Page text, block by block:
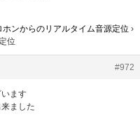
ホンからのリアルタイム音源定位 ›
位
#972
ます
ました